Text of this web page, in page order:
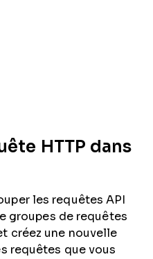
HTTP dans
les requêtes API
groupes de requêtes
créez une nouvelle
requêtes que vous